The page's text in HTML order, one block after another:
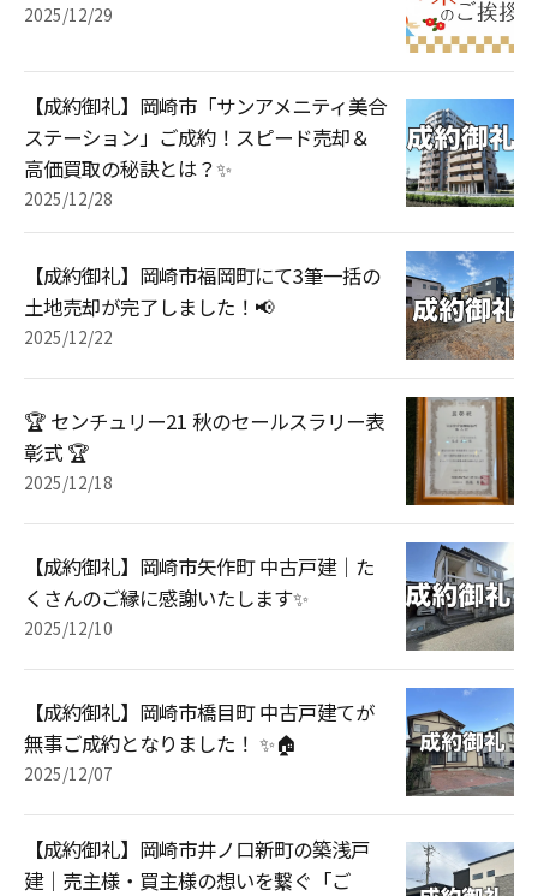
2025/12/29
【成約御礼】岡崎市「サンアメニティ美合
ステーション」ご成約！スピード売却＆
高価買取の秘訣とは？✨
2025/12/28
【成約御礼】岡崎市福岡町にて3筆一括の
土地売却が完了しました！📢
2025/12/22
🏆 センチュリー21 秋のセールスラリー表
彰式 🏆
2025/12/18
【成約御礼】岡崎市矢作町 中古戸建｜た
くさんのご縁に感謝いたします✨
2025/12/10
【成約御礼】岡崎市橋目町 中古戸建てが
無事ご成約となりました！ ✨🏠
2025/12/07
【成約御礼】岡崎市井ノ口新町の築浅戸
建｜売主様・買主様の想いを繋ぐ「ご